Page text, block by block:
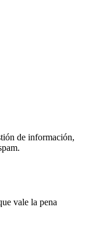
de información,
vale la pena